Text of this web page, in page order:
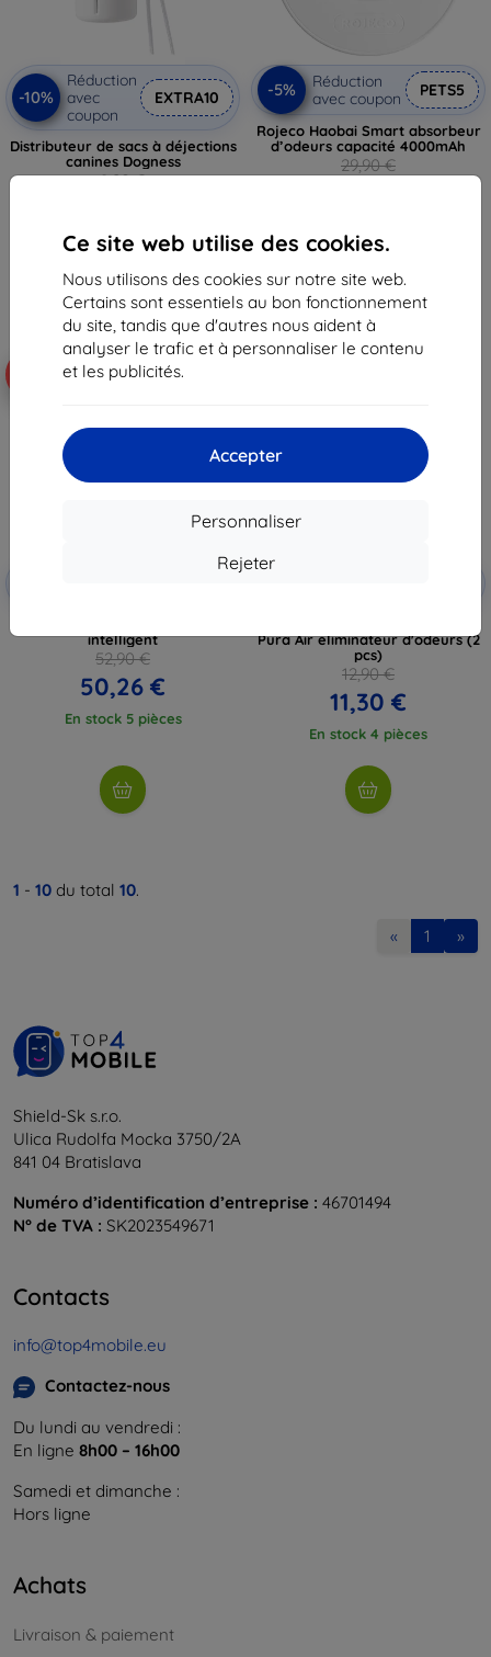
Ce site web utilise des cookies.
Nous utilisons des cookies sur notre site web.
Certains sont essentiels au bon fonctionnement
du site, tandis que d'autres nous aident à
analyser le trafic et à personnaliser le contenu
et les publicités.
Accepter
Personnaliser
Rejeter
-10%
Réduction
avec
coupon
EXTRA10
Distributeur de sacs à déjections
canines Dogness
8,90 €
En stock 3 pièces
-5%
Réduction
avec coupon
PETS5
Rojeco Haobai Smart absorbeur
d’odeurs capacité 4000mAh
29,90 €
intelligent
52,90 €
50,26 €
En stock 5 pièces
Pura Air éliminateur d'odeurs (2
pcs)
12,90 €
11,30 €
En stock 4 pièces
1 - 10 du total 10.
« 1 »
Shield-Sk s.r.o.
Ulica Rudolfa Mocka 3750/2A
841 04 Bratislava
Numéro d’identification d’entreprise : 46701494
N° de TVA : SK2023549671
Contacts
info@top4mobile.eu
Contactez-nous
Du lundi au vendredi :
En ligne 8h00 – 16h00
Samedi et dimanche :
Hors ligne
Achats
Livraison & paiement